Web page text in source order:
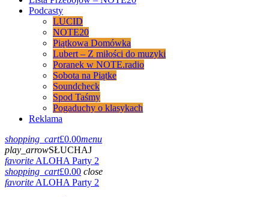
Podcasty
LUCID
NOTE20
Piątkowa Domówka
Lubert – Z miłości do muzyki
Poranek w NOTE.radio
Sobota na Piątke
Soundcheck
Spod Taśmy
Pogaduchy o klasykach
Reklama
shopping_cart£0.00menu
play_arrowSŁUCHAJ
favoriteALOHA Party 2
shopping_cart£0.00 close
favoriteALOHA Party 2